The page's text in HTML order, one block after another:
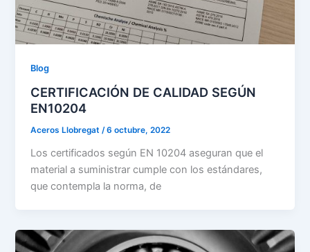
Blog
CERTIFICACIÓN DE CALIDAD SEGÚN
EN10204
Aceros Llobregat/6 octubre, 2022
Los certificados según EN 10204 aseguran que el
material a suministrar cumple con los estándares,
que contempla la norma, de